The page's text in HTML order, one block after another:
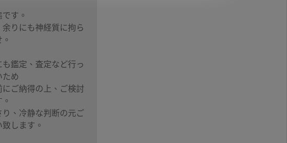
す。
りにも神経質に拘ら
鑑定、査定など行っ
め
ご納得の上、ご検討
、冷静な判断の元ご
します。